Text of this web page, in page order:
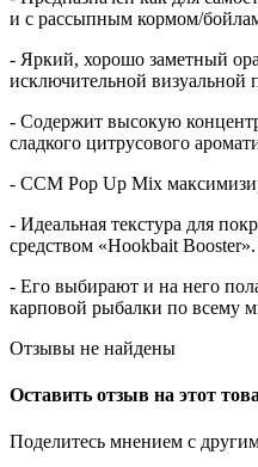
и с рассыпным кормом/
- Яркий, хорошо заметный
исключительной визуальной
- Содержит высокую
сладкого цитрусового
- CCM Pop Up Mix
- Идеальная текстура для
средством «Hookbait Booster».
- Его выбирают и на него
карповой рыбалки по всему
Отзывы не найдены
Оставить отзыв на этот
Поделитесь мнением с